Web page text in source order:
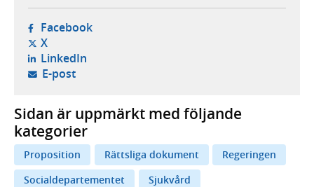
Facebook- öppnas i ny flik, extern webbplats,
X- öppnas i ny flik, extern webbplats,
LinkedIn- öppnas i ny flik, extern webbplats,
E-post- öppnar din e-postklient,
Sidan är uppmärkt med följande
kategorier
Proposition Rättsliga dokument
Regeringen
Socialdepartementet
Sjukvård